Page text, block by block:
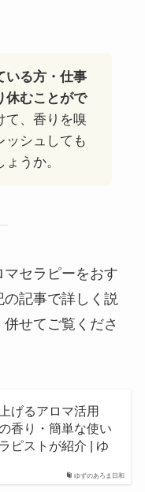
いる方・仕事
休むことがで
て、香りを嗅
ッシュしても
うか。
セラピーをおす
記事で詳しく説
せてご覧くださ
ゆずのあろま日和
げるアロマ活用
香り・簡単な使い
ピストが紹介 | ゆ